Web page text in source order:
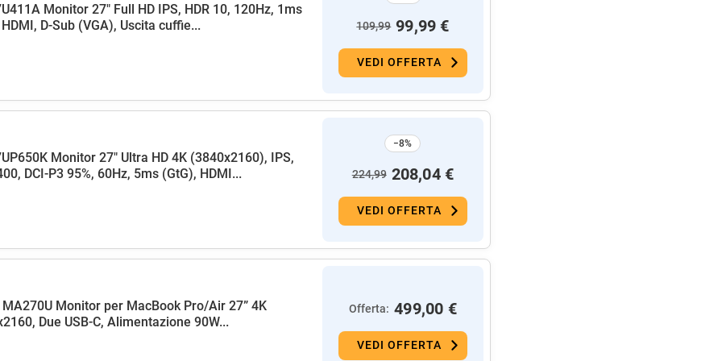
Monitor 27" Full HD IPS, HDR 10, 120Hz, 1ms
D-Sub (VGA), Uscita cuffie...
109,99 99,99 €
VEDI OFFERTA
Monitor 27" Ultra HD 4K (3840x2160), IPS,
DCI-P3 95%, 60Hz, 5ms (GtG), HDMI...
−8%
224,99 208,04 €
VEDI OFFERTA
MA270U Monitor per MacBook Pro/Air 27” 4K
Due USB-C, Alimentazione 90W...
Offerta: 499,00 €
VEDI OFFERTA